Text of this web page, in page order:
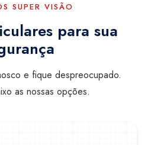
SUPER VISÃO
para sua
e fique despreocupado.
as nossas opções.